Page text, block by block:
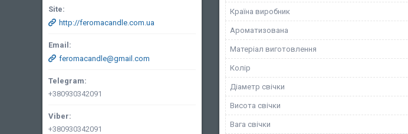
Країна виробник
Ароматизована
Матеріал виготовлення
Колір
Діаметр свічки
Висота свічки
Вага свічки
http://feromacandle.com.ua
feromacandle@gmail.com
+380930342091
+380930342091